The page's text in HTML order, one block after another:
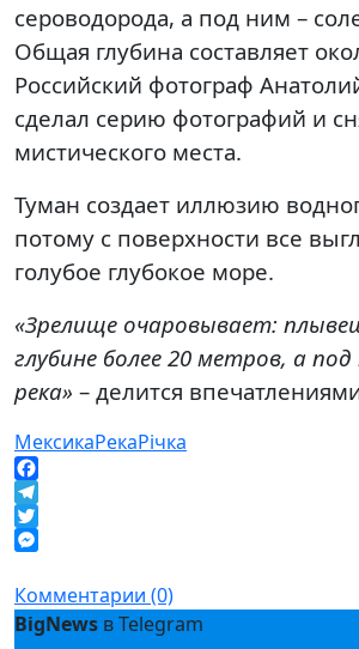
сероводорода, а под ним –
Общая глубина составляет
Российский фотограф
сделал серию фотографий и
мистического места.
Туман создает иллюзию
потому с поверхности все
голубое глубокое море.
«Зрелище очаровывает:
глубине более 20 метров, а
река» – делится
МексикаРекаРічка
Facebook
Telegram
Twitter
Комментарии (0)
BigNews в Telegram